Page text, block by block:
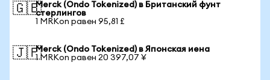
🇬🇧Merck (Ondo Tokenized) в Британский фунт
стерлингов
1 MRKon равен 95,81 £
🇯🇵Merck (Ondo Tokenized) в Японская иена
1 MRKon равен 20 397,07 ¥